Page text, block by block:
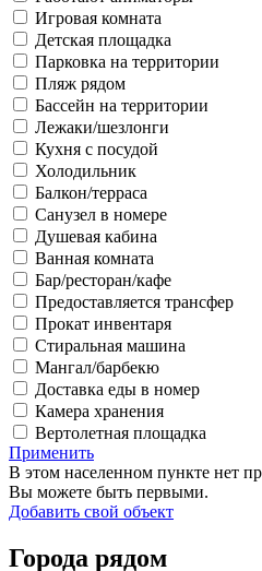
Игровая комната
Детская площадка
Парковка на территории
Пляж рядом
Бассейн на территории
Лежаки/шезлонги
Кухня с посудой
Холодильник
Балкон/терраса
Санузел в номере
Душевая кабина
Ванная комната
Бар/ресторан/кафе
Предоставляется трансфер
Прокат инвентаря
Стиральная машина
Мангал/барбекю
Доставка еды в номер
Камера хранения
Вертолетная площадка
Применить
В этом населенном пункте нет
Вы можете быть первыми.
Добавить свой объект
Города рядом